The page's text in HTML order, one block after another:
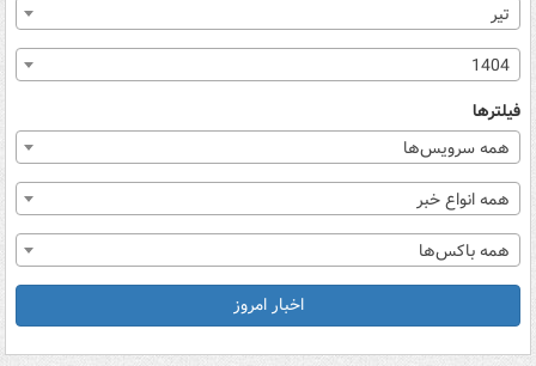
تیر
1404
فیلترها
همه سرویس‌ها
همه انواع خبر
همه باکس‌ها
اخبار امروز